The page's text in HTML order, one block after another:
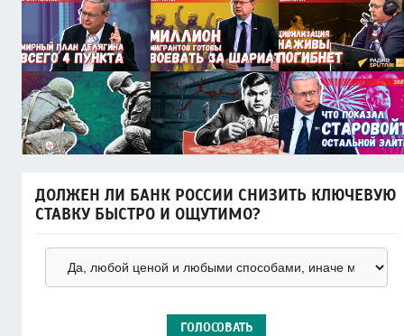
ДОЛЖЕН ЛИ БАНК РОССИИ СНИЗИТЬ КЛЮЧЕВУЮ
СТАВКУ БЫСТРО И ОЩУТИМО?
ГОЛОСОВАТЬ